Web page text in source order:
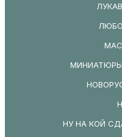
МИНИАТЮРЫ
НУ НА КОЙ